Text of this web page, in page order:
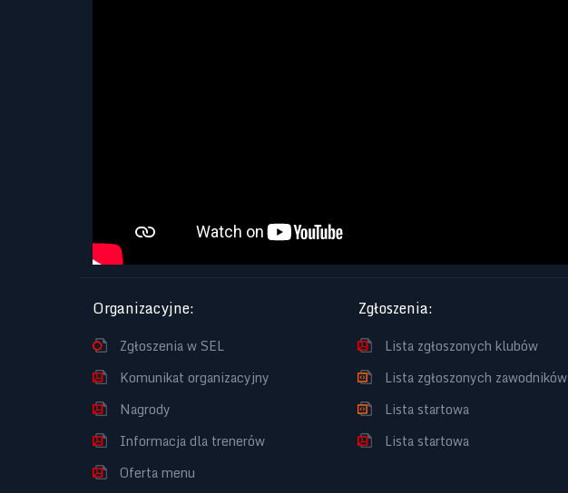
Organizacyjne:
Zgłoszenia w SEL
Komunikat organizacyjny
Nagrody
Informacja dla trenerów
Oferta menu
Zgłoszenia:
Lista zgłoszonych klubów
Lista zgłoszonych zawodników
Lista startowa
Lista startowa